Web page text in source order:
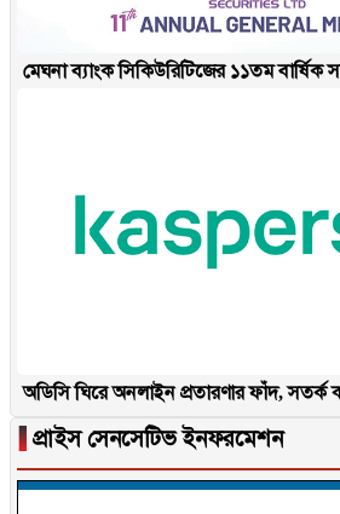
মেঘনা ব্যাংক সিকিউরিটিজের ১১তম বার্ষিক
অডিসি ঘিরে অনলাইন প্রতারণার ফাঁদ, সতর্ক
▐ প্রাইস সেনসেটিভ ইনফরমেশন